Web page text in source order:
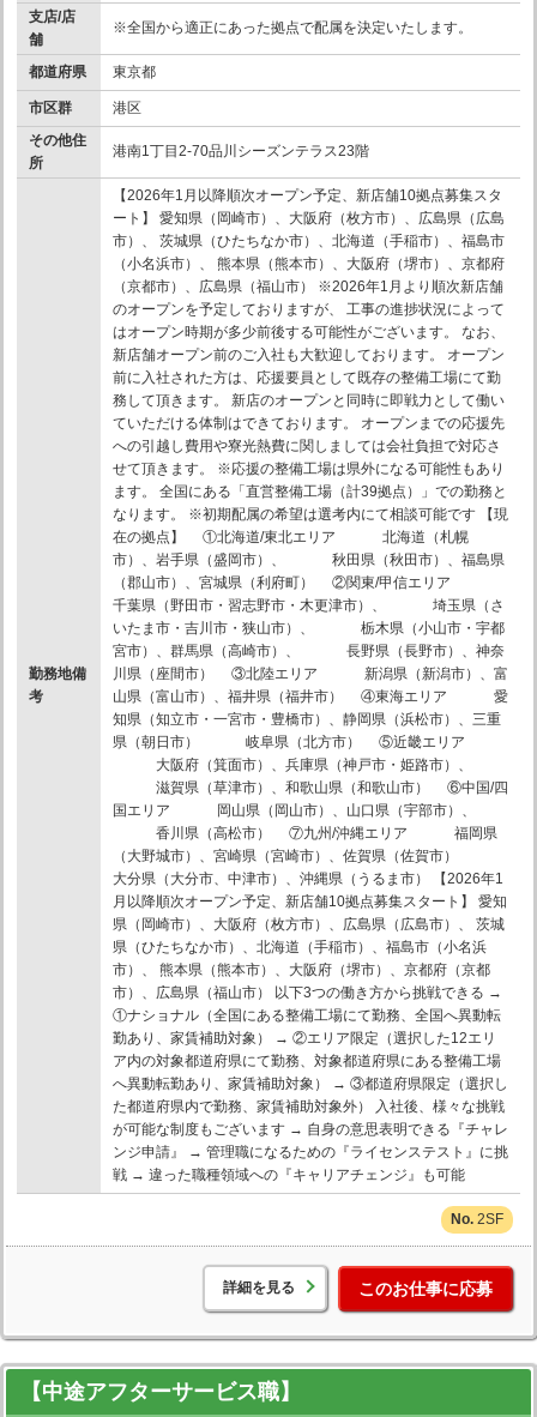
支店/店
舗
※全国から適正にあった拠点で配属を決定いたします。
都道府県 東京都
市区群
港区
その他住
所
港南1丁目2-70品川シーズンテラス23階
勤務地備
考
【2026年1月以降順次オープン予定、新店舗10拠点募集スタ
ート】 愛知県（岡崎市）、大阪府（枚方市）、広島県（広島
市）、 茨城県（ひたちなか市）、北海道（手稲市）、福島市
（小名浜市）、 熊本県（熊本市）、大阪府（堺市）、京都府
（京都市）、広島県（福山市） ※2026年1月より順次新店舗
のオープンを予定しておりますが、 工事の進捗状況によって
はオープン時期が多少前後する可能性がございます。 なお、
新店舗オープン前のご入社も大歓迎しております。 オープン
前に入社された方は、応援要員として既存の整備工場にて勤
務して頂きます。 新店のオープンと同時に即戦力として働い
ていただける体制はできております。 オープンまでの応援先
への引越し費用や寮光熱費に関しましては会社負担で対応さ
せて頂きます。 ※応援の整備工場は県外になる可能性もあり
ます。 全国にある「直営整備工場（計39拠点）」での勤務と
なります。 ※初期配属の希望は選考内にて相談可能です 【現
在の拠点】 ①北海道/東北エリア 北海道（札幌
市）、岩手県（盛岡市）、 秋田県（秋田市）、福島県
（郡山市）、宮城県（利府町） ②関東/甲信エリア
千葉県（野田市・習志野市・木更津市）、 埼玉県（さ
いたま市・吉川市・狭山市）、 栃木県（小山市・宇都
宮市）、群馬県（高崎市）、 長野県（長野市）、神奈
川県（座間市） ③北陸エリア 新潟県（新潟市）、富
山県（富山市）、福井県（福井市） ④東海エリア 愛
知県（知立市・一宮市・豊橋市）、静岡県（浜松市）、三重
県（朝日市） 岐阜県（北方市） ⑤近畿エリア
大阪府（箕面市）、兵庫県（神戸市・姫路市）、
滋賀県（草津市）、和歌山県（和歌山市） ⑥中国/四
国エリア 岡山県（岡山市）、山口県（宇部市）、
香川県（高松市） ⑦九州/沖縄エリア 福岡県
（大野城市）、宮崎県（宮崎市）、佐賀県（佐賀市）
大分県（大分市、中津市）、沖縄県（うるま市） 【2026年1
月以降順次オープン予定、新店舗10拠点募集スタート】 愛知
県（岡崎市）、大阪府（枚方市）、広島県（広島市）、 茨城
県（ひたちなか市）、北海道（手稲市）、福島市（小名浜
市）、 熊本県（熊本市）、大阪府（堺市）、京都府（京都
市）、広島県（福山市） 以下3つの働き方から挑戦できる →
①ナショナル（全国にある整備工場にて勤務、全国へ異動転
勤あり、家賃補助対象） → ②エリア限定（選択した12エリ
ア内の対象都道府県にて勤務、対象都道府県にある整備工場
へ異動転勤あり、家賃補助対象） → ③都道府県限定（選択し
た都道府県内で勤務、家賃補助対象外） 入社後、様々な挑戦
が可能な制度もございます → 自身の意思表明できる『チャレ
ンジ申請』 → 管理職になるための『ライセンステスト』に挑
戦 → 違った職種領域への『キャリアチェンジ』も可能
2SF
詳細を見る このお仕事に応募
【中途アフターサービス職】